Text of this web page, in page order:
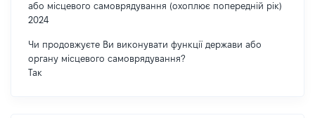
або місцевого самоврядування (охоплює попередній рік)
2024
Чи продовжуєте Ви виконувати функції держави або
органу місцевого самоврядування?
Так